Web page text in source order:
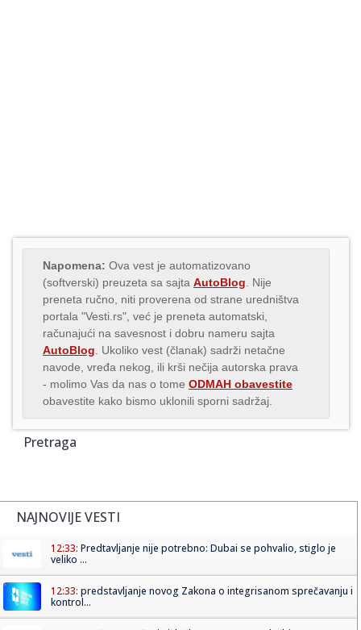
Napomena: Ova vest je automatizovano
(softverski) preuzeta sa sajta AutoBlog . Nije
preneta ručno, niti proverena od strane uredništva
portala "Vesti.rs", već je preneta automatski,
računajući na savesnost i dobru nameru sajta
AutoBlog . Ukoliko vest (članak) sadrži netačne
navode, vređa nekog, ili krši nečija autorska prava
- molimo Vas da nas o tome ODMAH obavestite
obavestite kako bismo uklonili sporni sadržaj.
Pretraga
NAJNOVIJE VESTI
12:33: Predtavljanje nije potrebno: Dubai se pohvalio, stiglo je
veliko ...
12:33: predstavljanje novog Zakona o integrisanom sprečavanju i
kontrol...